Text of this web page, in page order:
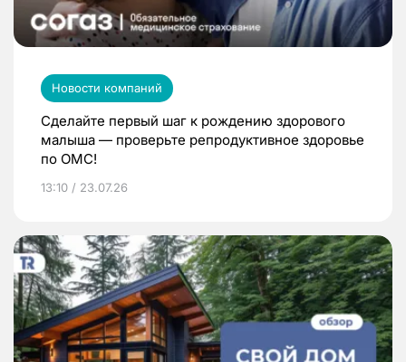
Новости компаний
Сделайте первый шаг к рождению здорового
малыша — проверьте репродуктивное здоровье
по ОМС!
13:10 / 23.07.26